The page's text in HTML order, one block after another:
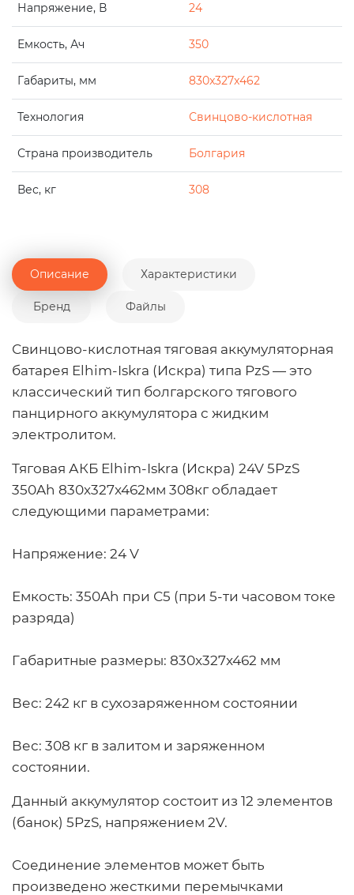
Напряжение, В 24
Емкость, Ач 350
Габариты, мм 830x327x462
Технология Свинцово-кислотная
Страна производитель Болгария
Вес, кг 308
Описание Характеристики
Бренд Файлы
Свинцово-кислотная тяговая аккумуляторная
батарея Elhim-Iskra (Искра) типа PzS — это
классический тип болгарского тягового
панцирного аккумулятора с жидким
электролитом.
Тяговая АКБ Elhim-Iskra (Искра) 24V 5PzS
350Ah 830x327x462мм 308кг обладает
следующими параметрами:
Напряжение: 24 V
Емкость: 350Ah при С5 (при 5-ти часовом токе
разряда)
Габаритные размеры: 830x327x462 мм
Вес: 242 кг в сухозаряженном состоянии
Вес: 308 кг в залитом и заряженном
состоянии.
Данный аккумулятор состоит из 12 элементов
(банок) 5PzS, напряжением 2V.
Соединение элементов может быть
произведено жесткими перемычками